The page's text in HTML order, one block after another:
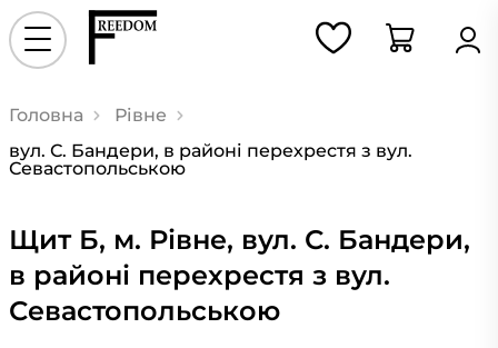
Головна
Рівне
вул. С. Бандери, в районі перехрестя з вул.
Севастопольською
Щит Б, м. Рівне, вул. С. Бандери,
в районі перехрестя з вул.
Севастопольською